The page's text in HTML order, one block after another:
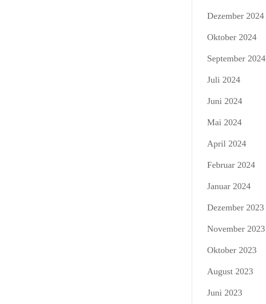
Dezember 2024
Oktober 2024
September 2024
Juli 2024
Juni 2024
Mai 2024
April 2024
Februar 2024
Januar 2024
Dezember 2023
November 2023
Oktober 2023
August 2023
Juni 2023